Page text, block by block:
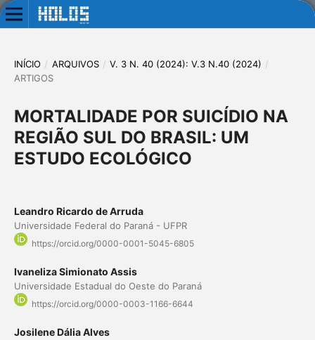
INÍCIO / ARQUIVOS / V. 3 N. 40 (2024): V.3 N.40 (2024) /
ARTIGOS
MORTALIDADE POR SUICÍDIO NA
REGIÃO SUL DO BRASIL: UM
ESTUDO ECOLÓGICO
Leandro Ricardo de Arruda
Universidade Federal do Paraná - UFPR
https://orcid.org/0000-0001-5045-6805
Ivaneliza Simionato Assis
Universidade Estadual do Oeste do Paraná
https://orcid.org/0000-0003-1166-6644
Josilene Dália Alves